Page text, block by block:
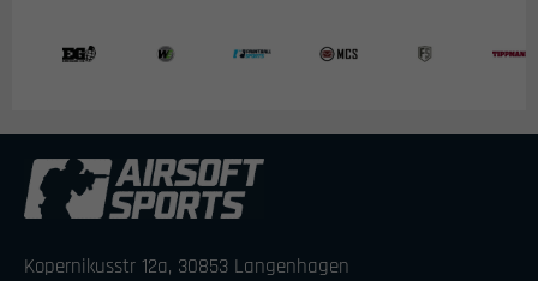
Kopernikusstr 12a, 30853 Langenhagen